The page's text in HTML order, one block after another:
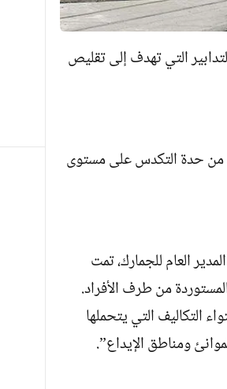
التي تهدف إلى تقليص
من حدة التكدس على مستوى
العام للجمارك، تمت
من طرف الأفراد.
التكاليف التي يتحملها
ومناطق الإيداع”.